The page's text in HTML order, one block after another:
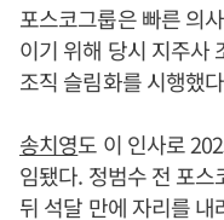
포스코그룹은 빠른 의
이기 위해 당시 지주사
조직 슬림화를 시행했
송치영도 이 인사로
임됐다. 정범수 전 포
뒤 석달 만에 자리를 내